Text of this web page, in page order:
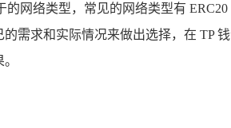
网络类型，常见的网络类型有 ERC20
需求和实际情况来做出选择，在 TP